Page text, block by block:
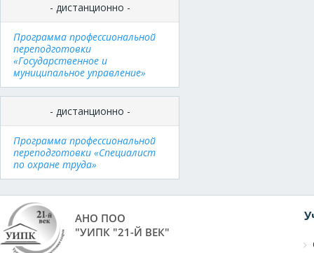
- дистанционно -
Программа профессиональной
переподготовки
«Государственное и
муниципальное управление»
- дистанционно -
Программа профессиональной
переподготовки «Специалист
по охране труда»
АНО ПОО
"УИПК "21-Й ВЕК"